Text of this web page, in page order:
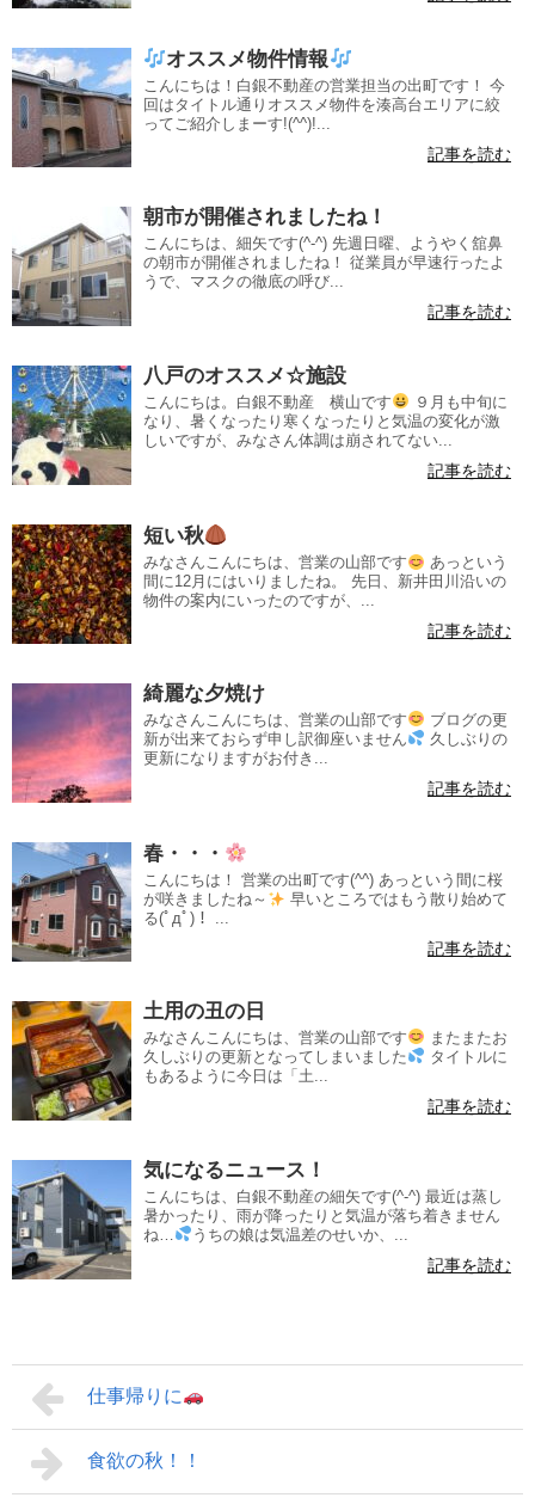
オススメ物件情報
こんにちは！白銀不動産の営業担当の出町です！ 今
回はタイトル通りオススメ物件を湊高台エリアに絞
ってご紹介しまーす!(^^)!...
記事を読む
朝市が開催されましたね！
こんにちは、細矢です(^-^) 先週日曜、ようやく舘鼻
の朝市が開催されましたね！ 従業員が早速行ったよ
うで、マスクの徹底の呼び...
記事を読む
八戸のオススメ☆施設
こんにちは。白銀不動産 横山です
９月も中旬に
なり、暑くなったり寒くなったりと気温の変化が激
しいですが、みなさん体調は崩されてない...
記事を読む
短い秋
みなさんこんにちは、営業の山部です
あっという
間に12月にはいりましたね。 先日、新井田川沿いの
物件の案内にいったのですが、...
記事を読む
綺麗な夕焼け
みなさんこんにちは、営業の山部です
ブログの更
新が出来ておらず申し訳御座いません
久しぶりの
更新になりますがお付き...
記事を読む
春・・・
こんにちは！ 営業の出町です(^^) あっという間に桜
が咲きましたね～
早いところではもう散り始めて
る(ﾟдﾟ)！ ...
記事を読む
土用の丑の日
みなさんこんにちは、営業の山部です
またまたお
久しぶりの更新となってしまいました
タイトルに
もあるように今日は「土...
記事を読む
気になるニュース！
こんにちは、白銀不動産の細矢です(^-^) 最近は蒸し
暑かったり、雨が降ったりと気温が落ち着きません
ね…
うちの娘は気温差のせいか、...
記事を読む
仕事帰りに
食欲の秋！！